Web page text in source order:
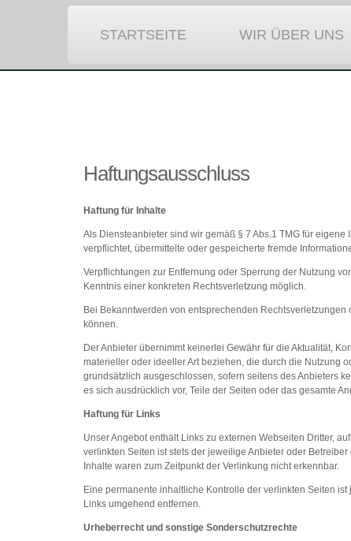
STARTSEITE WIR ÜBER UNS
Haftungsausschluss
Haftung für Inhalte
Als Diensteanbieter sind wir gemäß § 7 Abs.1 TMG für
verpflichtet, übermittelte oder gespeicherte fremde
Verpflichtungen zur Entfernung oder Sperrung der Nutzung
Kenntnis einer konkreten Rechtsverletzung möglich.
Bei Bekanntwerden von entsprechenden
können.
Der Anbieter übernimmt keinerlei Gewähr für die Aktualität,
materieller oder ideeller Art beziehen, die durch die Nutzung
grundsätzlich ausgeschlossen, sofern seitens des Anbieters
es sich ausdrücklich vor, Teile der Seiten oder das gesamte
Haftung für Links
Unser Angebot enthält Links zu externen Webseiten Dritter,
verlinkten Seiten ist stets der jeweilige Anbieter oder
Inhalte waren zum Zeitpunkt der Verlinkung nicht erkennbar.
Eine permanente inhaltliche Kontrolle der verlinkten Seiten
Links umgehend entfernen.
Urheberrecht und sonstige Sonderschutzrechte